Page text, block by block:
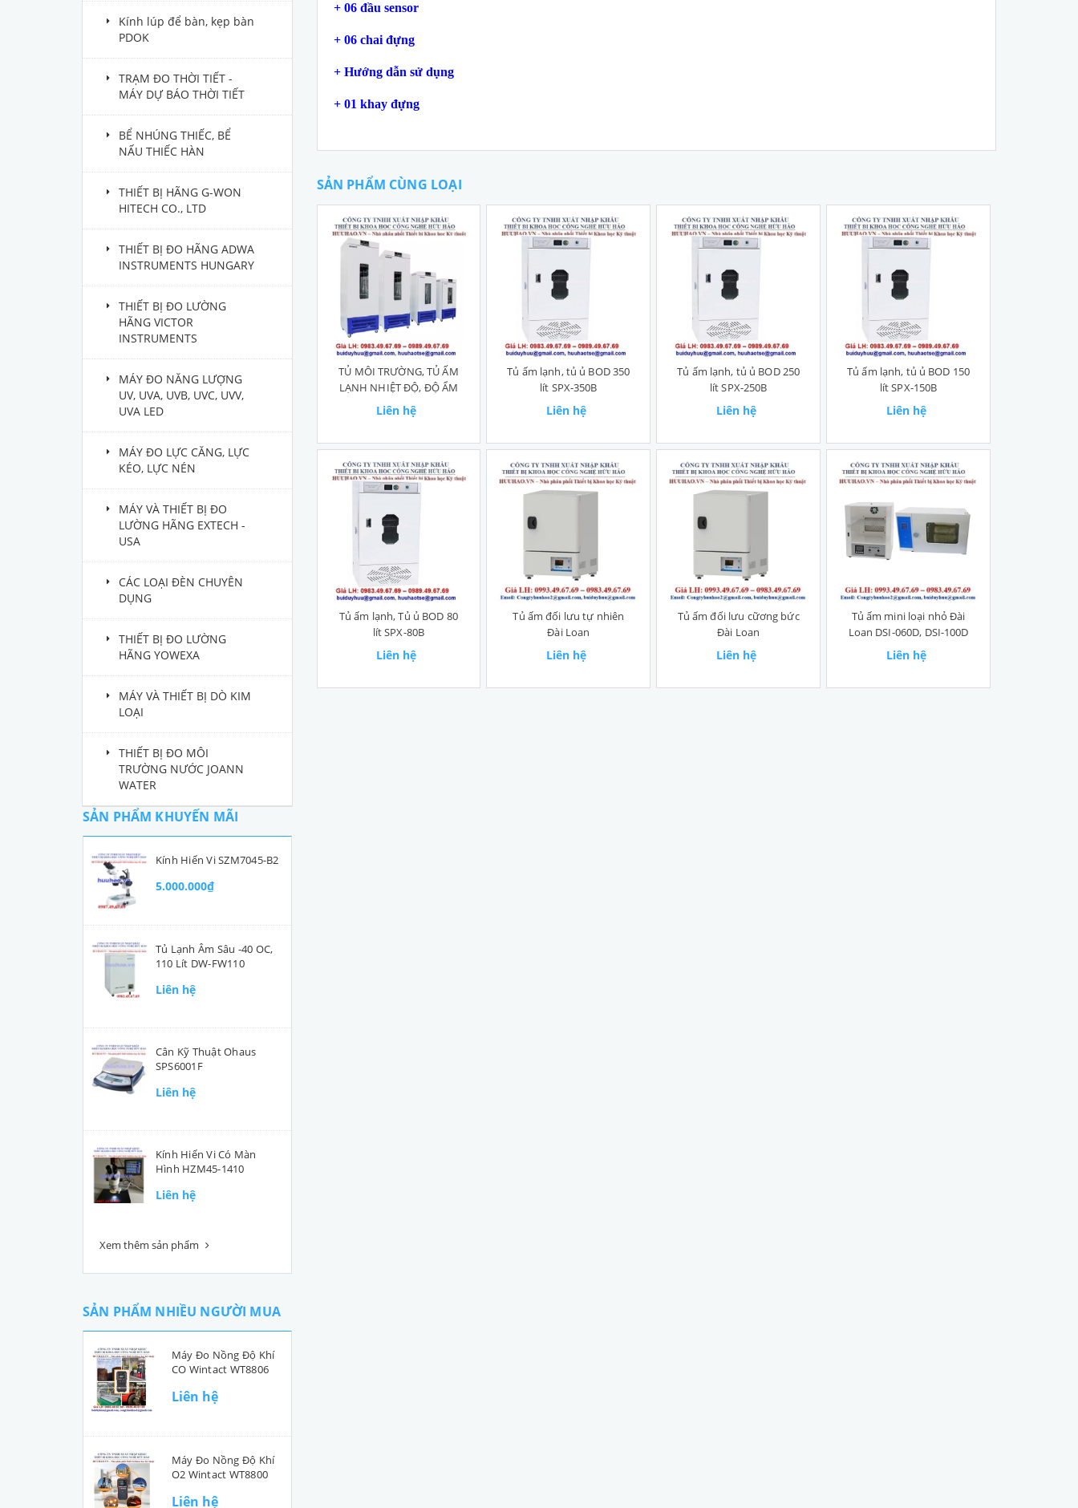
Kính lúp để bàn, kẹp bàn
PDOK
TRẠM ĐO THỜI TIẾT -
MÁY DỰ BÁO THỜI TIẾT
BỂ NHÚNG THIẾC, BỂ
NẤU THIẾC HÀN
THIẾT BỊ HÃNG G-WON
HITECH CO., LTD
THIẾT BỊ ĐO HÃNG ADWA
INSTRUMENTS HUNGARY
THIẾT BỊ ĐO LƯỜNG
HÃNG VICTOR
INSTRUMENTS
MÁY ĐO NĂNG LƯỢNG
UV, UVA, UVB, UVC, UVV,
UVA LED
MÁY ĐO LỰC CĂNG, LỰC
KÉO, LỰC NÉN
MÁY VÀ THIẾT BỊ ĐO
LƯỜNG HÃNG EXTECH -
USA
CÁC LOẠI ĐÈN CHUYÊN
DỤNG
THIẾT BỊ ĐO LƯỜNG
HÃNG YOWEXA
MÁY VÀ THIẾT BỊ DÒ KIM
LOẠI
THIẾT BỊ ĐO MÔI
TRƯỜNG NƯỚC JOANN
WATER
SẢN PHẨM KHUYẾN MÃI
Kính Hiển Vi SZM7045-B2
5.000.000₫
Tủ Lạnh Âm Sâu -40 OC,
110 Lít DW-FW110
Liên hệ
Cân Kỹ Thuật Ohaus
SPS6001F
Liên hệ
Kính Hiển Vi Có Màn
Hình HZM45-1410
Liên hệ
Xem thêm sản phẩm
SẢN PHẨM NHIỀU NGƯỜI MUA
Máy Đo Nồng Độ Khí
CO Wintact WT8806
Liên hệ
Máy Đo Nồng Độ Khí
O2 Wintact WT8800
Liên hệ
+ 06 đầu sensor
+ 06 chai đựng
+ Hướng dẫn sử dụng
+ 01 khay đựng
SẢN PHẨM CÙNG LOẠI
TỦ MÔI TRƯỜNG, TỦ ẤM
LẠNH NHIỆT ĐỘ, ĐỘ ẨM
Liên hệ
Tủ ấm lạnh, tủ ủ BOD 350
lít SPX-350B
Liên hệ
Tủ ấm lạnh, tủ ủ BOD 250
lít SPX-250B
Liên hệ
Tủ ấm lạnh, tủ ủ BOD 150
lít SPX-150B
Liên hệ
Tủ ấm lạnh, Tủ ủ BOD 80
lít SPX-80B
Liên hệ
Tủ ấm đối lưu tự nhiên
Đài Loan
Liên hệ
Tủ ấm đối lưu cữơng bức
Đài Loan
Liên hệ
Tủ ấm mini loại nhỏ Đài
Loan DSI-060D, DSI-100D
Liên hệ